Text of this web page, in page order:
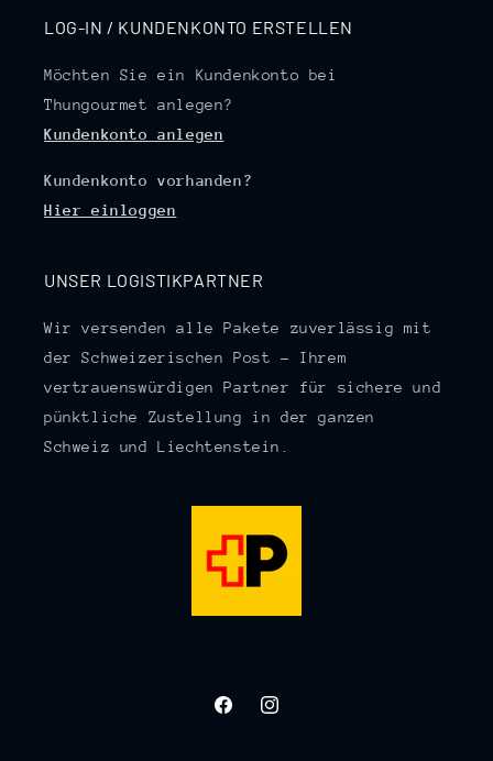
LOG-IN / KUNDENKONTO ERSTELLEN
Möchten Sie ein Kundenkonto bei
Thungourmet anlegen?
Kundenkonto anlegen
Kundenkonto vorhanden?
Hier einloggen
UNSER LOGISTIKPARTNER
Wir versenden alle Pakete zuverlässig mit
der Schweizerischen Post – Ihrem
vertrauenswürdigen Partner für sichere und
pünktliche Zustellung in der ganzen
Schweiz und Liechtenstein.
FacebookInstagram